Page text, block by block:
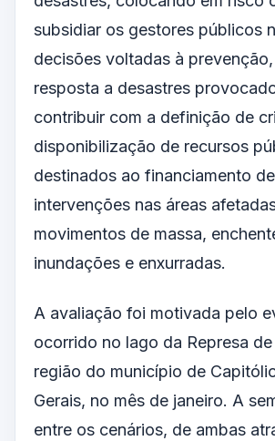
subsidiar os gestores públicos
decisões voltadas à
resposta a desastres
contribuir com a definição de
disponibilização de recursos
destinados ao financiamento de
intervenções nas áreas
movimentos de massa,
inundações e enxurradas.
A avaliação foi motivada pelo
ocorrido no lago da Represa de
região do município de
Gerais, no mês de janeiro. A
entre os cenários, de ambas